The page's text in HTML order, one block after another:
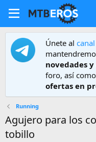
Únete al
novedades
foro, así
ofertas en
Running
Agujero para los
tobillo